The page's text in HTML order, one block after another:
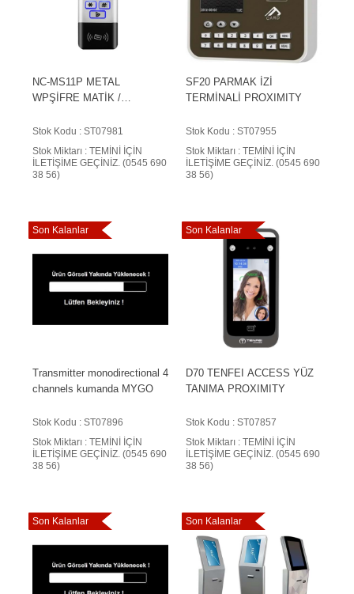
NC-MS11P METAL
WPŞİFRE MATİK /
Stok Kodu : ST07981
Stok Miktarı : TEMİNİ İÇİN
İLETİŞİME GEÇİNİZ. (0545 690
38 56)
SF20 PARMAK İZİ
TERMİNALİ PROXIMITY
Stok Kodu : ST07955
Stok Miktarı : TEMİNİ İÇİN
İLETİŞİME GEÇİNİZ. (0545 690
38 56)
Son Kalanlar
Transmitter monodirectional 4
channels kumanda MYGO
Stok Kodu : ST07896
Stok Miktarı : TEMİNİ İÇİN
İLETİŞİME GEÇİNİZ. (0545 690
38 56)
Son Kalanlar
D70 TENFEI ACCESS YÜZ
TANIMA PROXIMITY
Stok Kodu : ST07857
Stok Miktarı : TEMİNİ İÇİN
İLETİŞİME GEÇİNİZ. (0545 690
38 56)
Son Kalanlar Son Kalanlar